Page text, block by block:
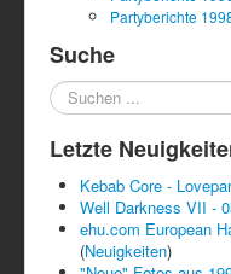
Partyberichte
Suche
Suchen
...
Letzte
Kebab Core -
Well Darkness VII -
ehu.com European
(Neuigkeiten)